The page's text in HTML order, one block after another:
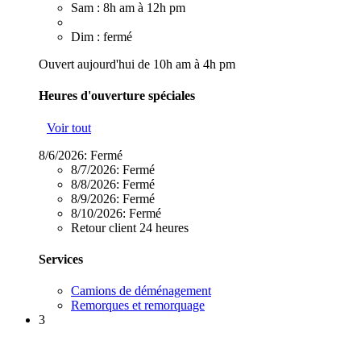
Sam : 8h am à 12h pm
Dim : fermé
Ouvert aujourd'hui de 10h am à 4h pm
Heures d'ouverture spéciales
Voir tout
8/6/2026: Fermé
8/7/2026: Fermé
8/8/2026: Fermé
8/9/2026: Fermé
8/10/2026: Fermé
Retour client 24 heures
Services
Camions de déménagement
Remorques et remorquage
3